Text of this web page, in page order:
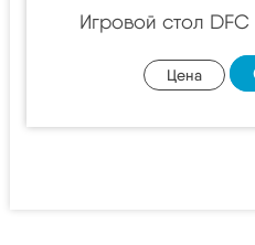
Игровой стол
Цена